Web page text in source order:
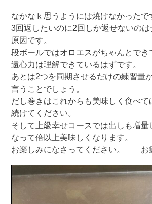
なかなｋ思うようには焼けなかったで
3回返したいのに2回しか返せないの
原因です。
段ボールではオロエスがちゃんとでき
遠心力は理解できているはずです。
あとは2つを同期させるだけの練習量
言うことでしょう。
だし巻きはこれからも美味しく食べて
続けてください。
そして上級幸せコースでは出しも増量
なって倍以上美味しくなります。
お楽しみになさってください。 お